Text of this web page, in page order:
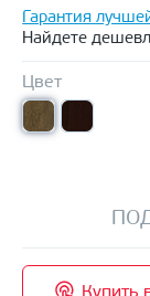
Гарантия
Найдете
Цвет